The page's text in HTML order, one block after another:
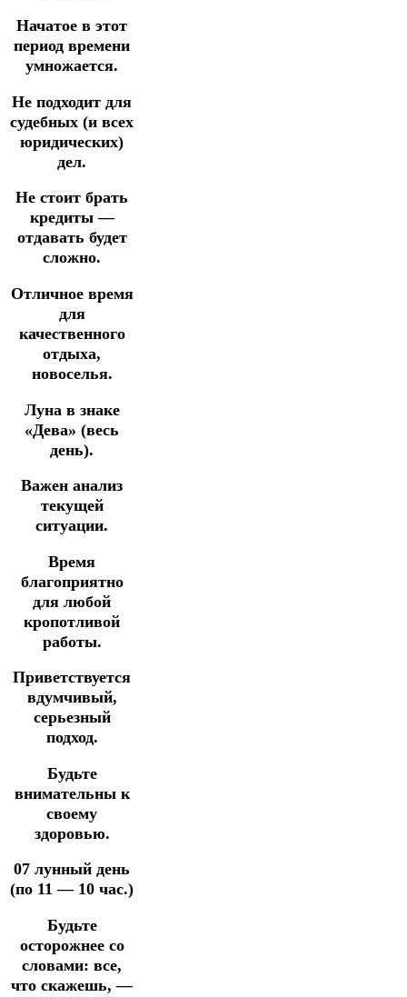
Начатое в этот
период времени
умножается.
Не подходит для
судебных (и всех
юридических)
дел.
Не стоит брать
кредиты —
отдавать будет
сложно.
Отличное время
для
качественного
отдыха,
новоселья.
Луна в знаке
«Дева» (весь
день).
Важен анализ
текущей
ситуации.
Время
благоприятно
для любой
кропотливой
работы.
Приветствуется
вдумчивый,
серьезный
подход.
Будьте
внимательны к
своему
здоровью.
07 лунный день
(по 11 — 10 час.)
Будьте
осторожнее со
словами: все,
что скажешь,—